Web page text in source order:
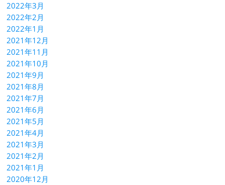
2022年3月
2022年2月
2022年1月
2021年12月
2021年11月
2021年10月
2021年9月
2021年8月
2021年7月
2021年6月
2021年5月
2021年4月
2021年3月
2021年2月
2021年1月
2020年12月